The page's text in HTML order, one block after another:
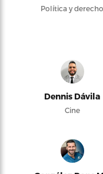
Política y derecho
Dennis Dávila
Cine